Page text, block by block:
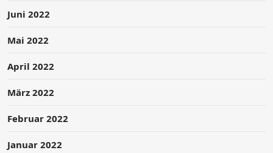
Juni 2022
Mai 2022
April 2022
März 2022
Februar 2022
Januar 2022